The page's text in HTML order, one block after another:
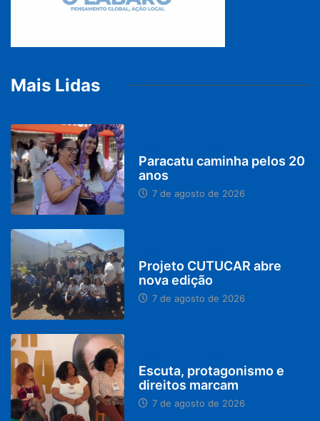
Mais Lidas
Paracatu caminha pelos 20
anos
7 de agosto de 2026
Projeto CUTUCAR abre
nova edição
7 de agosto de 2026
Escuta, protagonismo e
direitos marcam
7 de agosto de 2026